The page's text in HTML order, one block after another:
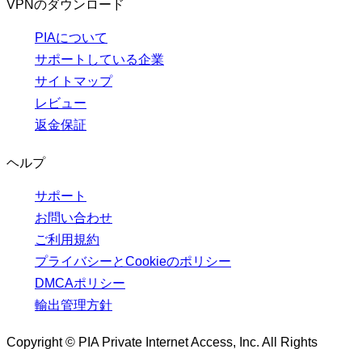
VPNのダウンロード
PIAについて
サポートしている企業
サイトマップ
レビュー
返金保証
ヘルプ
サポート
お問い合わせ
ご利用規約
プライバシーとCookieのポリシー
DMCAポリシー
輸出管理方針
Copyright © PIA Private Internet Access, Inc. All Rights